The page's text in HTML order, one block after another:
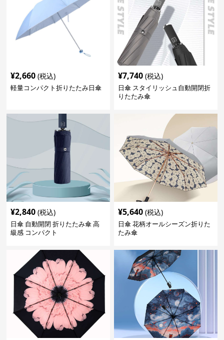
¥2,660 (税込)
軽量コンパクト折りたたみ日傘
¥7,740 (税込)
日傘 スタイリッシュ自動開閉折
りたたみ傘
¥2,840 (税込)
日傘 自動開閉 折りたたみ傘 高
級感 コンパクト
¥5,640 (税込)
日傘 花柄オールシーズン折りた
たみ傘